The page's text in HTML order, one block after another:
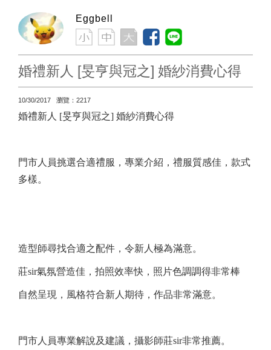
Eggbell
婚禮新人 [旻亨與冠之] 婚紗消費心得
10/30/2017 瀏覽：2217
婚禮新人 [旻亨與冠之] 婚紗消費心得
門市人員挑選合適禮服，專業介紹，禮服質感佳，款式
多樣。
造型師尋找合適之配件，令新人極為滿意。
莊sir氣氛營造佳，拍照效率快，照片色調調得非常棒
自然呈現，風格符合新人期待，作品非常滿意。
門市人員專業解說及建議，攝影師莊sir非常推薦。